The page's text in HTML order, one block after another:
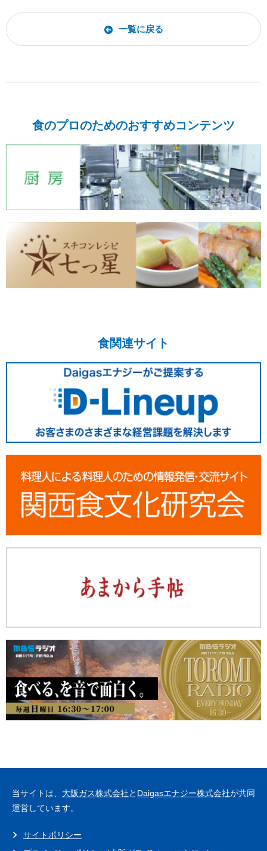
一覧に戻る
食のプロのためのおすすめコンテンツ
食関連サイト
当サイトは、 大阪ガス株式会社と Daigasエナジー株式会社が共同
運営しています。
サイトポリシー